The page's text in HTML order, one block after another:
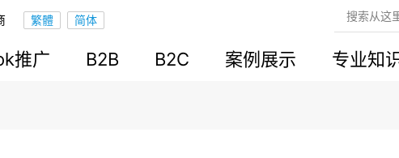
推广 B2B B2C 案例展示 专业知